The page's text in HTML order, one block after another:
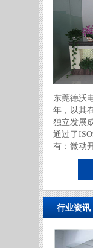
东莞德沃
年，以其
独立发展
通过了
有：微动
行业资讯